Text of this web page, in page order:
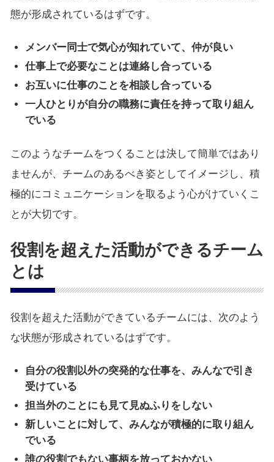
態が形成されているはずです。
メンバー同士で気心が知れていて、仲が良い
仕事上で必要なことは連絡し合っている
お互いに仕事のことを相談し合っている
一人ひとりが自分の職務に責任を持って取り組ん
でいる
このようなチームをつくることは決して簡単ではあり
ませんが、チームのあるべき姿としてイメージし、積
極的にコミュニケーションを取るよう心がけていくこ
とが大切です。
役割を超えた活動ができるチーム
とは
役割を超えた活動ができているチームには、次のよう
な状態が形成されているはずです。
自分の役割以外の突発的な仕事を、みんなで引き
受けている
担当外のことにも見て見ぬふりをしない
新しいことに対して、みんなが積極的に取り組ん
でいる
誰の役割でもない事柄を放っておかない